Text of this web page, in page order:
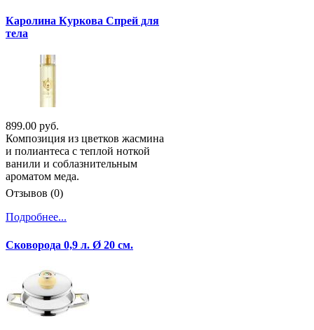
Каролина Куркова Спрей для
тела
899.00 руб.
Композиция из цветков жасмина
и полиантеса с теплой ноткой
ванили и соблазнительным
ароматом меда.
Отзывов (0)
Подробнее...
Сковорода 0,9 л. Ø 20 см.